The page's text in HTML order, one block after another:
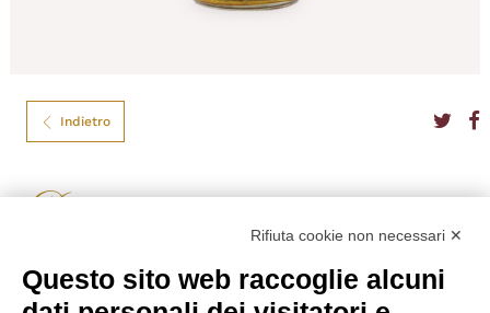
Indietro
Diageo
CAPTAIN MORGAN SPICED GOLD CL.100
Una ricetta segreta di spezie avventurose e aromi naturali sapientemente
miscelati con pregiato rum dei Caraibi, poi invecchiati in botti di quercia
Rifiuta cookie non necessari ✕
Questo sito web raccoglie alcuni